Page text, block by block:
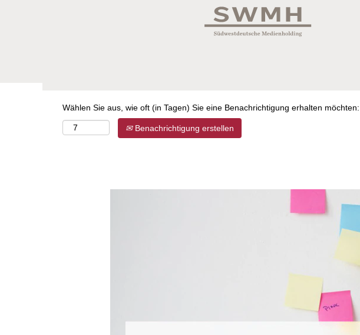
Wählen Sie aus, wie oft (in Tagen) Sie eine Benachrichtigung erhalten möchten:
Benachrichtigung erstellen